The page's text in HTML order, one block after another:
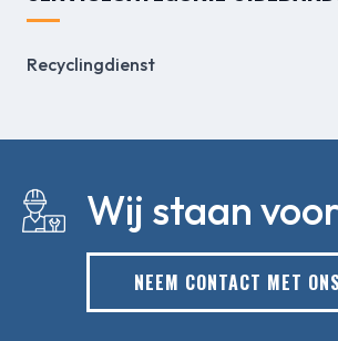
Recyclingdienst
Wij staan
NEEM CONTACT MET